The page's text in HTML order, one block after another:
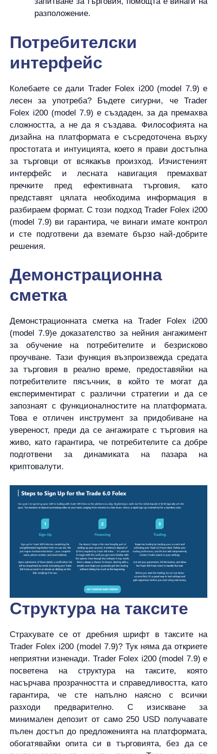
разположение.
Потребителски
интерфейс
Колебаете се дали Trader Folex i200 (model 7.9) е
лесен за употреба? Бъдете сигурни, че Trader
Folex i200 (model 7.9) е създаден, за да премахва
сложността, а не да я създава. Философията на
дизайна на платформата е съсредоточена върху
простотата и интуицията, което я прави достъпна
за търговци от всякакъв произход. Изчистеният
интерфейс и лесната навигация премахват
пречките пред ефективната търговия, като
представят цялата необходима информация в
разбираем формат. С този подход Trader Folex i200
(model 7.9) ви гарантира, че винаги имате контрол
и сте подготвени да вземате бързо най-добрите
решения.
Демонстрационна
сметка
Демонстрационната сметка на Trader Folex i200
(model 7.9)е доказателство за нейния ангажимент
за обучение на потребителите и безрисково
проучване. Тази функция възпроизвежда средата
за търговия в реално време, предоставяйки на
потребителите пясъчник, в който те могат да
експериментират с различни стратегии и да се
запознаят с функционалностите на платформата.
Това е отличен инструмент за придобиване на
увереност, преди да се ангажирате с търговия на
живо, като гарантира, че потребителите са добре
подготвени за динамиката на пазара на
криптовалути.
Структура на таксите
Страхувате се от дребния шрифт в таксите на
Trader Folex i200 (model 7.9)? Тук няма да откриете
неприятни изненади. Trader Folex i200 (model 7.9) е
посветена на структура на таксите, която
насърчава прозрачността и справедливостта, като
гарантира, че сте напълно наясно с всички
разходи предварително. С изискване за
минимален депозит от само 250 USD получавате
пълен достъп до предложенията на платформата,
обогатявайки опита си в търговията, без да се